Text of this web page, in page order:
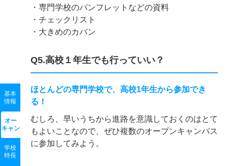
基本
情報
オー
キャン
学校
特長
・専門学校のパンフレットなどの資料
・チェックリスト
・大きめのカバン
Q5.高校１年生でも行っていい？
ほとんどの専門学校で、高校1年生から参加でき
る！
むしろ、早いうちから進路を意識しておくのはとて
もよいことなので、ぜひ複数のオープンキャンパス
に参加してみよう。